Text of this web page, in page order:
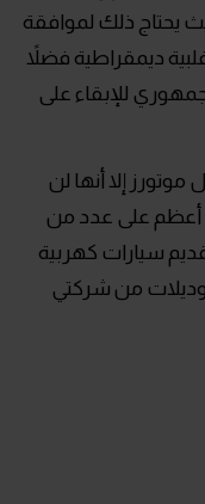
يحتاج ذلك لموافقة
ديمقراطية فضلاً
للإبقاء على
إلا أنها لن
أعظم على عدد من
سيارات كهربية
من شركتي